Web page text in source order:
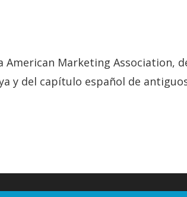
American Marketing Association,
y del capítulo español de